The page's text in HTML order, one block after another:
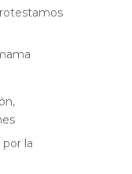
por la